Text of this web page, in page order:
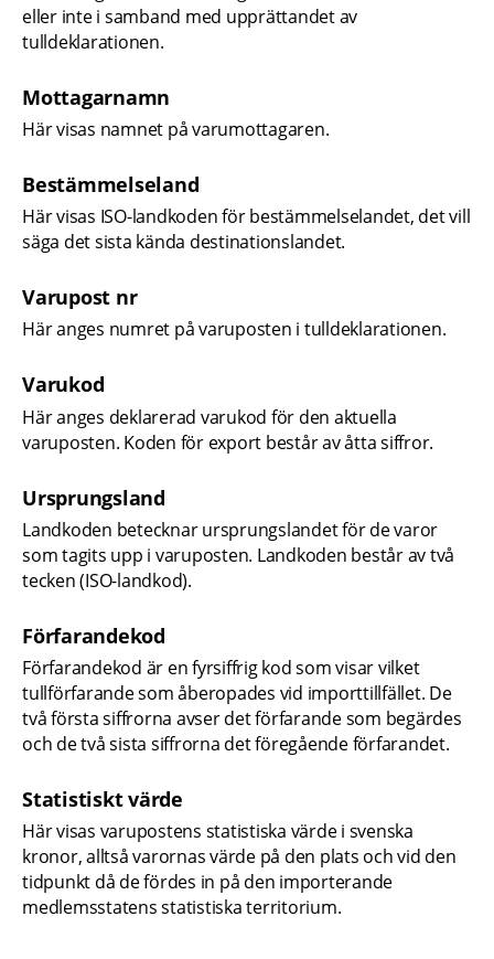
eller inte i samband med upprättandet av
tulldeklarationen.
Mottagarnamn
Här visas namnet på varumottagaren.
Bestämmelseland
Här visas ISO-landkoden för bestämmelselandet, det vill
säga det sista kända destinationslandet.
Varupost nr
Här anges numret på varuposten i tulldeklarationen.
Varukod
Här anges deklarerad varukod för den aktuella
varuposten. Koden för export består av åtta siffror.
Ursprungsland
Landkoden betecknar ursprungslandet för de varor
som tagits upp i varuposten. Landkoden består av två
tecken (ISO-landkod).
Förfarandekod
Förfarandekod är en fyrsiffrig kod som visar vilket
tullförfarande som åberopades vid importtillfället. De
två första siffrorna avser det förfarande som begärdes
och de två sista siffrorna det föregående förfarandet.
Statistiskt värde
Här visas varupostens statistiska värde i svenska
kronor, alltså varornas värde på den plats och vid den
tidpunkt då de fördes in på den importerande
medlemsstatens statistiska territorium.